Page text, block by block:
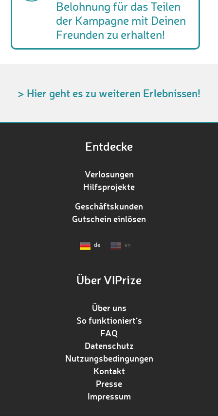
Belohnung für das Teilen
der Kampagne mit Deinen
Freunden zu erhalten!
> Hier geht es zu weiteren Erlebnissen!
Entdecke
Verlosungen
Hilfsprojekte
Geschäftskunden
Gutschein einlösen
de en
Über VIPrize
Über uns
So funktioniert‘s
FAQ
Datenschutz
Nutzungsbedingungen
Kontakt
Presse
Impressum